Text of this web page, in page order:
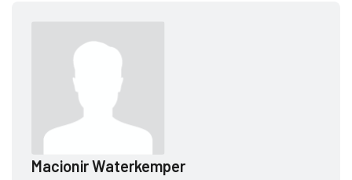
Macionir Waterkemper